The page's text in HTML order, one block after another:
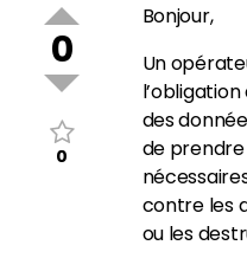
0
0
Bonjour,
Un
des
de
contre les
ou les